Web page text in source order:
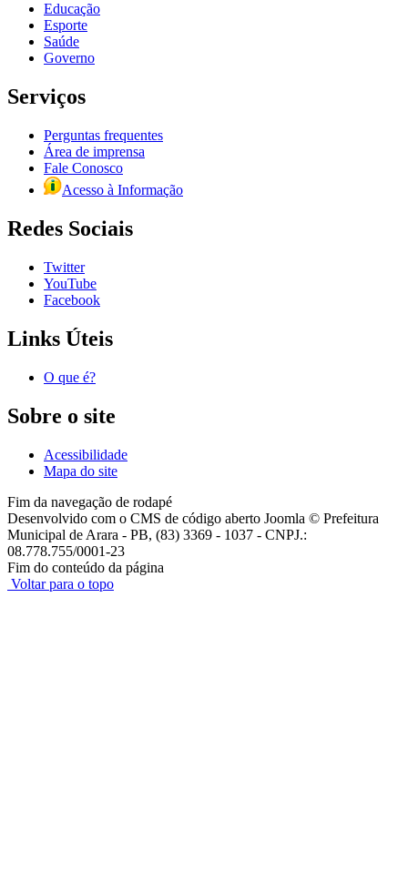
Educação
Esporte
Saúde
Governo
Serviços
Perguntas frequentes
Área de imprensa
Fale Conosco
Acesso à Informação
Redes Sociais
Twitter
YouTube
Facebook
Links Úteis
O que é?
Sobre o site
Acessibilidade
Mapa do site
Fim da navegação de rodapé
Desenvolvido com o CMS de código aberto Joomla © Prefeitura
Municipal de Arara - PB, (83) 3369 - 1037 - CNPJ.:
08.778.755/0001-23
Fim do conteúdo da página
Voltar para o topo